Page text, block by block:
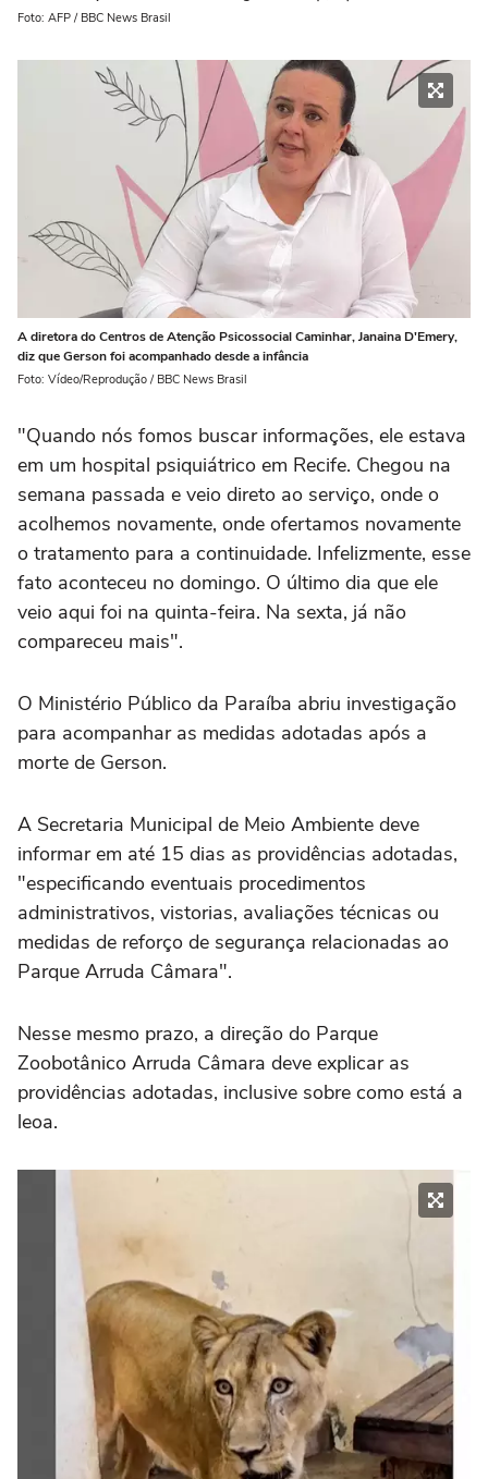
Foto: AFP / BBC News Brasil
A diretora do Centros de Atenção Psicossocial Caminhar, Janaina D'Emery,
diz que Gerson foi acompanhado desde a infância
Foto: Vídeo/Reprodução / BBC News Brasil
"Quando nós fomos buscar informações, ele estava
em um hospital psiquiátrico em Recife. Chegou na
semana passada e veio direto ao serviço, onde o
acolhemos novamente, onde ofertamos novamente
o tratamento para a continuidade. Infelizmente, esse
fato aconteceu no domingo. O último dia que ele
veio aqui foi na quinta-feira. Na sexta, já não
compareceu mais".
O Ministério Público da Paraíba abriu investigação
para acompanhar as medidas adotadas após a
morte de Gerson.
A Secretaria Municipal de Meio Ambiente deve
informar em até 15 dias as providências adotadas,
"especificando eventuais procedimentos
administrativos, vistorias, avaliações técnicas ou
medidas de reforço de segurança relacionadas ao
Parque Arruda Câmara".
Nesse mesmo prazo, a direção do Parque
Zoobotânico Arruda Câmara deve explicar as
providências adotadas, inclusive sobre como está a
leoa.